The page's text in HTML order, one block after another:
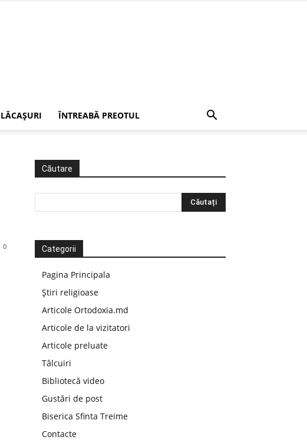
LĂCAŞURI ÎNTREABĂ PREOTUL
0
Căutare
Categorii
Pagina Principala
Știri religioase
Articole Ortodoxia.md
Articole de la vizitatori
Articole preluate
Tâlcuiri
Bibliotecă video
Gustări de post
Biserica Sfinta Treime
Contacte